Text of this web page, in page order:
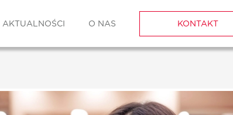
AKTUALNOŚCI O NAS KONTAKT